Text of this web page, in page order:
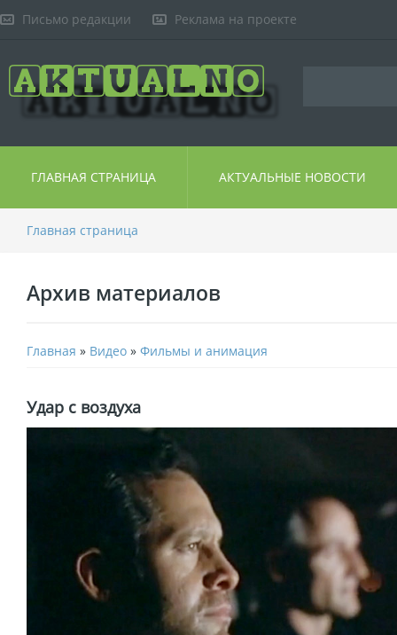
Письмо редакции Реклама на проекте
ГЛАВНАЯ СТРАНИЦА АКТУАЛЬНЫЕ НОВОСТИ
Главная страница
Архив материалов
Главная » Видео » Фильмы и анимация
Удар с воздуха